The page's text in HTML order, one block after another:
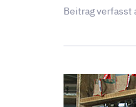
Beitrag verfasst